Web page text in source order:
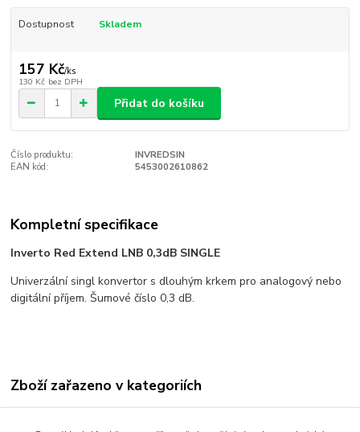
Dostupnost Skladem
157 Kč/ks
130 Kč bez DPH
Přidat do košíku
Číslo produktu:
INVREDSIN
EAN kód:
5453002610862
Kompletní specifikace
Inverto Red Extend LNB 0,3dB SINGLE
Univerzální singl konvertor s dlouhým krkem pro analogový nebo
digitální příjem. Šumové číslo 0,3 dB.
Zboží zařazeno v kategoriích